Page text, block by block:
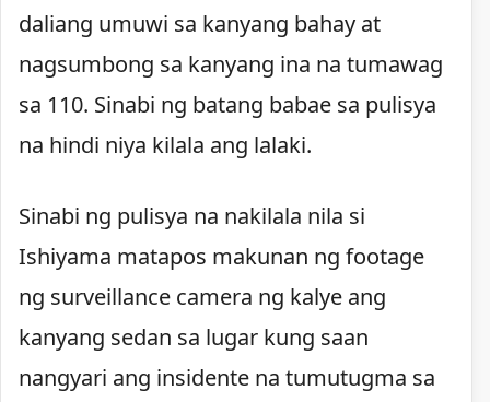
daliang umuwi sa kanyang bahay at
nagsumbong sa kanyang ina na tumawag
sa 110. Sinabi ng batang babae sa pulisya
na hindi niya kilala ang lalaki.
Sinabi ng pulisya na nakilala nila si
Ishiyama matapos makunan ng footage
ng surveillance camera ng kalye ang
kanyang sedan sa lugar kung saan
nangyari ang insidente na tumutugma sa